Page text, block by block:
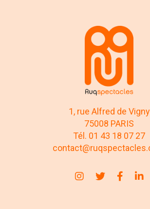
1, rue Alfred de Vigny
75008 PARIS
Tél. 01 43 18 07 27